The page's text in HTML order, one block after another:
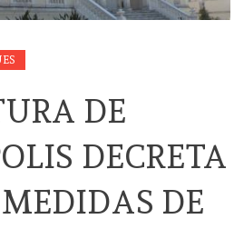
DE
DECRETA
DE